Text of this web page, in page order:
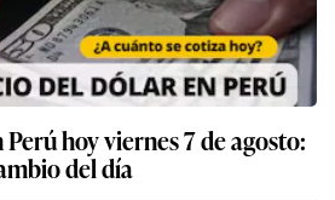
hoy viernes 7 de agosto:
del día